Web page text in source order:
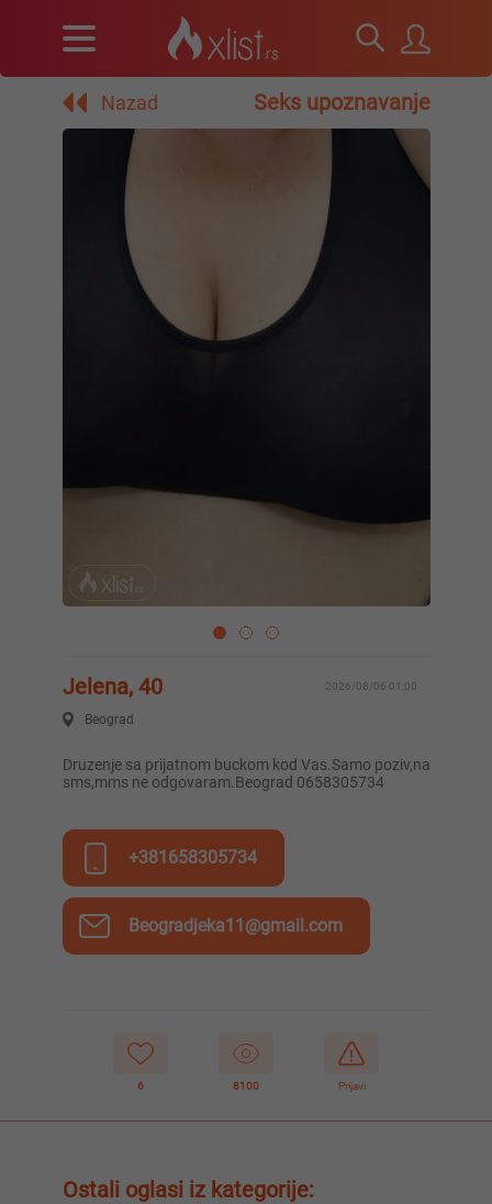
Nazad Seks upoznavanje
Jelena, 40 2026/08/06 01:00
Beograd
Druzenje sa prijatnom buckom kod Vas.Samo poziv,na
sms,mms ne odgovaram.Beograd 0658305734
+381658305734
Beogradjeka11@gmail.com
6 8100 Prijavi
Ostali oglasi iz kategorije: